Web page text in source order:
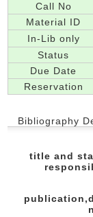
Call No
Material ID
In-Lib only
Status
Due Date
Reservation
Bibliography
title and